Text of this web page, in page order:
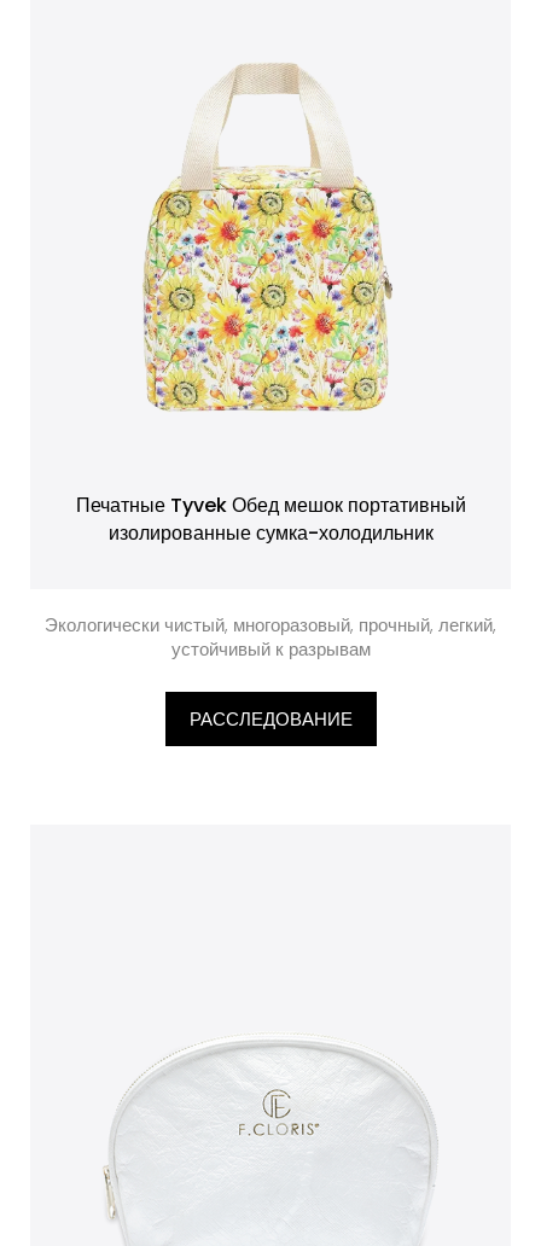
Печатные Tyvek Обед мешок портативный
изолированные сумка-холодильник
Экологически чистый, многоразовый, прочный, легкий,
устойчивый к разрывам
РАССЛЕДОВАНИЕ